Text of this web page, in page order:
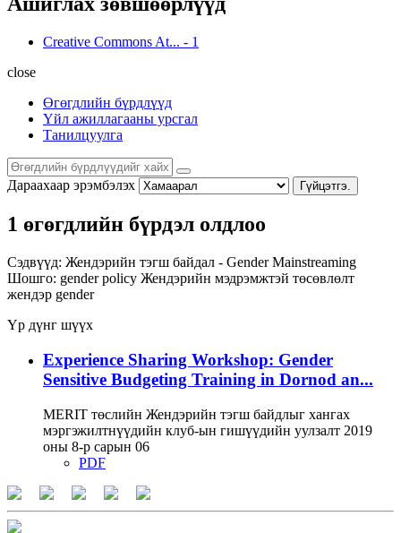
Creative Commons At... - 1
close
Өгөгдлийн бүрдлүүд
Үйл ажиллагааны урсгал
Танилцуулга
Дараахаар эрэмбэлэх Гүйцэтгэ.
1 өгөгдлийн бүрдэл олдлоо
Сэдвүүд: Жендэрийн тэгш байдал - Gender Mainstreaming
Шошго: gender policy Жендэрийн мэдрэмжтэй төсөвлөлт
жендэр gender
Үр дүнг шүүх
Experience Sharing Workshop: Gender
Sensitive Budgeting Training in Dornod an...
MERIT төслийн Жендэрийн тэгш байдлыг хангах
мэргэжилтнүүдийн клуб-ын гишүүдийн уулзалт 2019
оны 8-р сарын 06
PDF